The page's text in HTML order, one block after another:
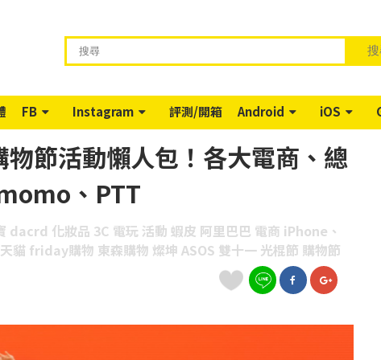
FB Instagram 評測/開箱 Android iOS
物節活動懶人包！各大電商、總
、PTT
dacrd 化妝品 3C 電玩 活動 蝦皮 阿里巴巴 電商 iPhone、
貓 friday購物 東森購物 燦坤 ASOS 雙十一 光棍節 購物節